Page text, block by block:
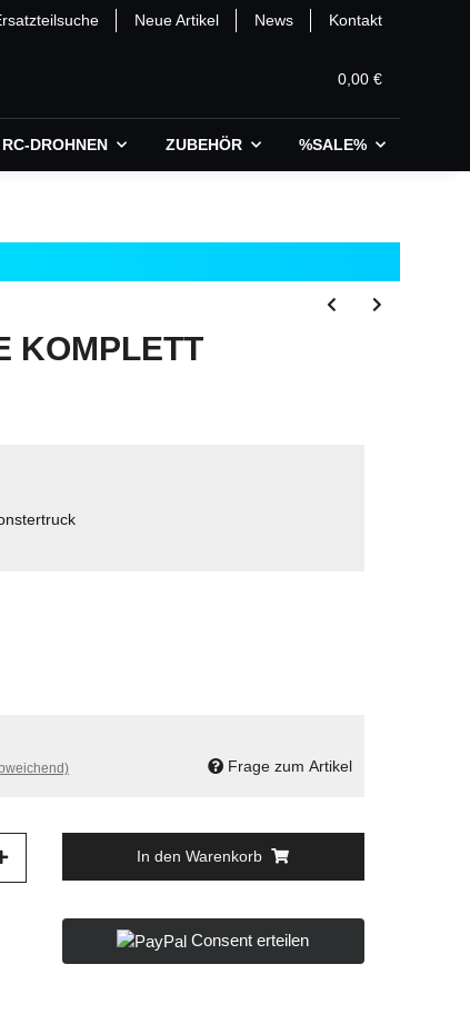
Neue Artikel News Kontakt
0,00 €
RC-DROHNEN ZUBEHÖR %SALE%
KOMPLETT
Frage zum Artikel
In den Warenkorb
Consent erteilen